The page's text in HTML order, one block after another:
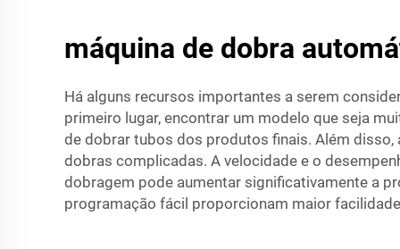
máquina de dobra
Há alguns recursos importantes a serem
primeiro lugar, encontrar um modelo que seja
de dobrar tubos dos produtos finais. Além disso,
dobras complicadas. A velocidade e o
dobragem pode aumentar significativamente a
programação fácil proporcionam maior